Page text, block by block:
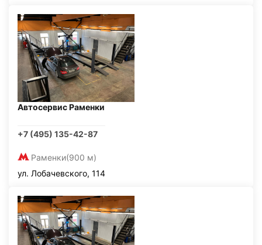
Автосервис Раменки
+7 (495) 135-42-87
Раменки(900 м)
ул. Лобачевского, 114